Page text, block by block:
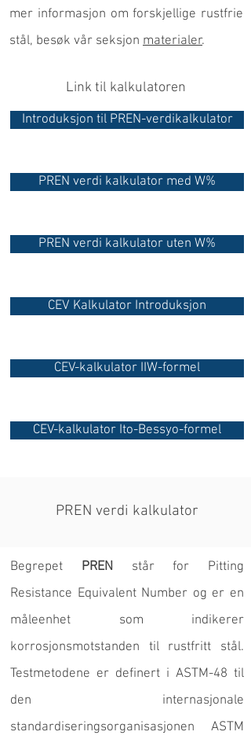
mer informasjon om forskjellige rustfrie
stål, besøk vår seksjon materialer.
Link til kalkulatoren
Introduksjon til PREN-verdikalkulator
PREN verdi kalkulator med W%
PREN verdi kalkulator uten W%
CEV Kalkulator Introduksjon
CEV-kalkulator IIW-formel
CEV-kalkulator Ito-Bessyo-formel
PREN verdi kalkulator
Begrepet PRENstår for Pitting
Resistance Equivalent Number og er en
måleenhet som indikerer
korrosjonsmotstanden til rustfritt stål.
Testmetodene er definert i ASTM-48 til
den internasjonale
standardiseringsorganisasjonen ASTM